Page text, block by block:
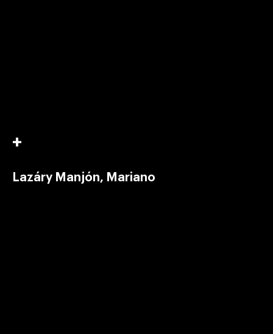
Lazáry Manjón, Mariano